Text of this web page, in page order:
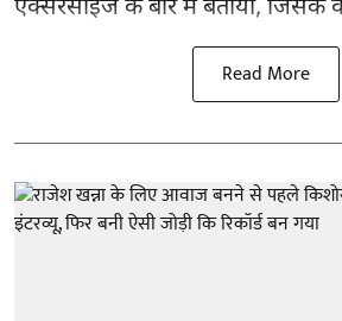
एक्सरसाइज के बारे में बताया, जिसके
Read More